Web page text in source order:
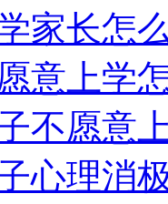
家长怎
意上学
不愿意
心理消